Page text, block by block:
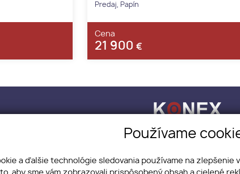
Predaj, Papín
Cena
21 900 €
NEHNUTEĽNOSTI BLOG KONTAKT
Používame
a ďalšie technológie sledovania používame na zlepšenie